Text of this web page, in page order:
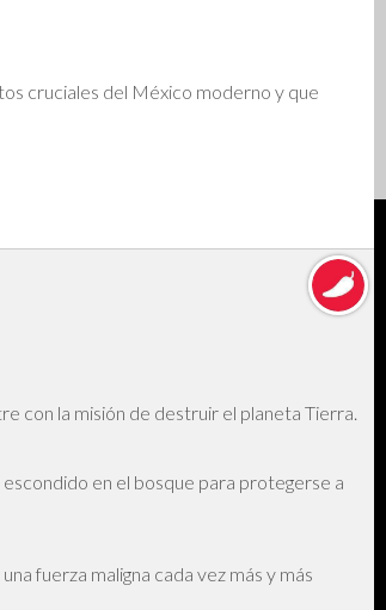
cruciales del México moderno y que
con la misión de destruir el planeta Tierra.
en el bosque para protegerse a
fuerza maligna cada vez más y más